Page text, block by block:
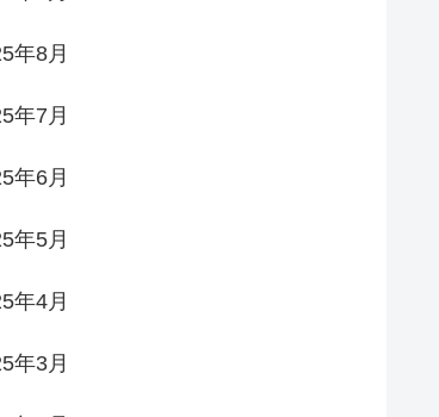
年8月
年7月
年6月
年5月
年4月
年3月